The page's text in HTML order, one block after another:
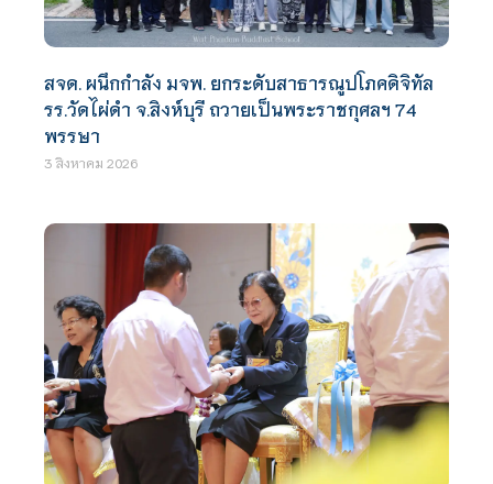
สจด. ผนึกกำลัง มจพ. ยกระดับสาธารณูปโภคดิจิทัล
รร.วัดไผ่ดำ จ.สิงห์บุรี ถวายเป็นพระราชกุศลฯ 74
พรรษา
3 สิงหาคม 2026